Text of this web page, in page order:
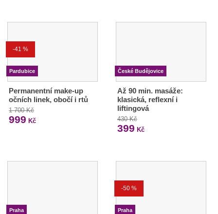
-41 %
Pardubice
Permanentní make-up
očních linek, obočí i rtů
1 700 Kč
999 Kč
České Budějovice
Až 90 min. masáže:
klasická, reflexní i
liftingová
430 Kč
399 Kč
Praha
-50 %
Praha